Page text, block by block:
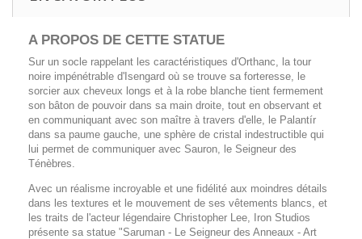
A PROPOS DE CETTE STATUE
Sur un socle rappelant les caractéristiques d'Orthanc, la tour
noire impénétrable d'Isengard où se trouve sa forteresse, le
sorcier aux cheveux longs et à la robe blanche tient fermement
son bâton de pouvoir dans sa main droite, tout en observant et
en communiquant avec son maître à travers d'elle, le Palantír
dans sa paume gauche, une sphère de cristal indestructible qui
lui permet de communiquer avec Sauron, le Seigneur des
Ténèbres.
Avec un réalisme incroyable et une fidélité aux moindres détails
dans les textures et le mouvement de ses vêtements blancs, et
les traits de l'acteur légendaire Christopher Lee, Iron Studios
présente sa statue "Saruman - Le Seigneur des Anneaux - Art